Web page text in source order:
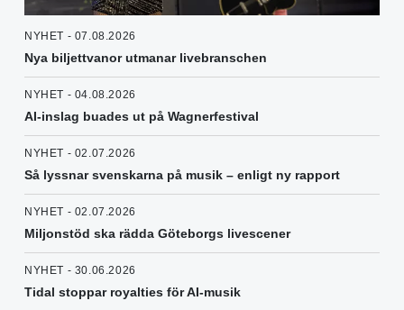
NYHET - 07.08.2026
Nya biljettvanor utmanar livebranschen
NYHET - 04.08.2026
AI-inslag buades ut på Wagnerfestival
NYHET - 02.07.2026
Så lyssnar svenskarna på musik – enligt ny rapport
NYHET - 02.07.2026
Miljonstöd ska rädda Göteborgs livescener
NYHET - 30.06.2026
Tidal stoppar royalties för AI-musik